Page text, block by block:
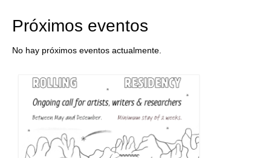
Próximos eventos
No hay próximos eventos actualmente.